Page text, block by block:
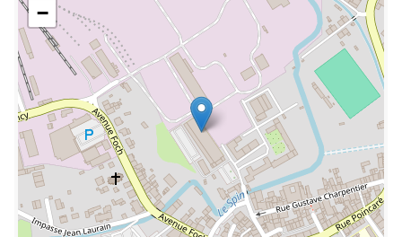
−